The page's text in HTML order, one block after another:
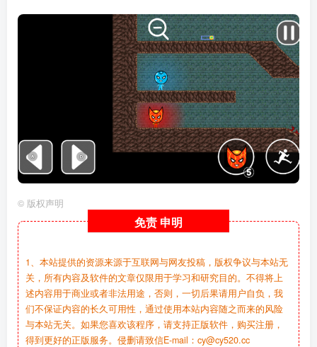
© 版权声明
免责 申明
1、本站提供的资源来源于互联网与网友投稿，版权争议与本站无
关，所有内容及软件的文章仅限用于学习和研究目的。不得将上
述内容用于商业或者非法用途，否则，一切后果请用户自负，我
们不保证内容的长久可用性，通过使用本站内容随之而来的风险
与本站无关。如果您喜欢该程序，请支持正版软件，购买注册，
得到更好的正版服务。侵删请致信E-mail：cy@cy520.cc